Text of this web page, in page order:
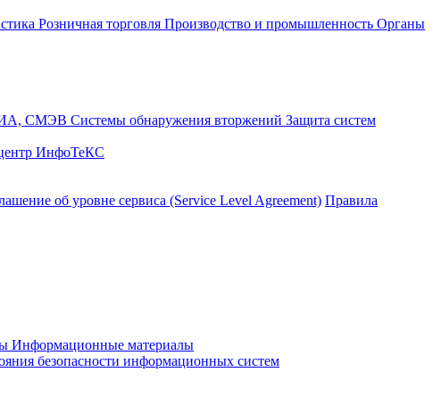
Розничная торговля Производство и промышленность Органы
СМЭВ Системы обнаружения вторжений Защита систем
ИнфоТеКС
об уровне сервиса (Service Level Agreement) Правила
Информационные материалы
безопасности информационных систем